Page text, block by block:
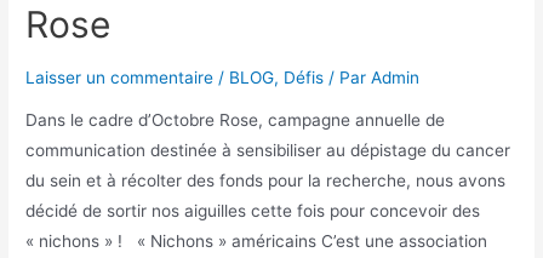
Rose
Laisser un commentaire / BLOG, Défis / ParAdmin
Dans le cadre d’Octobre Rose, campagne annuelle de
communication destinée à sensibiliser au dépistage du cancer
du sein et à récolter des fonds pour la recherche, nous avons
décidé de sortir nos aiguilles cette fois pour concevoir des
« nichons » ! « Nichons » américains C’est une association